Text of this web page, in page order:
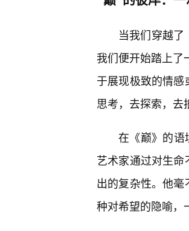
当我们穿越了
我们便开始踏上了
于展现极致的情
思考，去探索，去
在《巅》的语
艺术家通过对生
出的复杂性。他
种对希望的隐喻，